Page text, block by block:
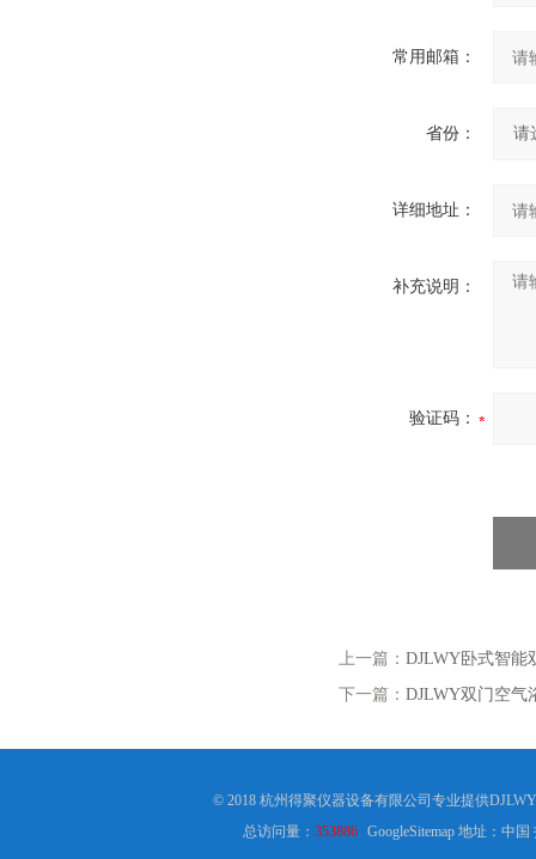
常用邮箱：
省份：
详细地址：
补充说明：
验证码：
上一篇： DJLWY卧式智能
下一篇： DJLWY双门空气
© 2018 杭州得聚仪器设备有限公司专业提供
总访问量：353886 GoogleSitemap地址：中国